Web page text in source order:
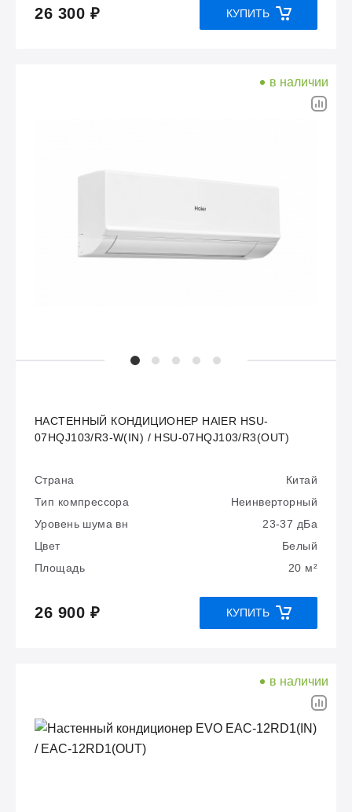
26 300 ₽ КУПИТЬ
в наличии
НАСТЕННЫЙ КОНДИЦИОНЕР HAIER HSU-
07HQJ103/R3-W(IN) / HSU-07HQJ103/R3(OUT)
Страна
Китай
Тип компрессора
Неинверторный
Уровень шума вн
23-37 дБа
Цвет
Белый
Площадь
20 м²
26 900 ₽ КУПИТЬ
в наличии